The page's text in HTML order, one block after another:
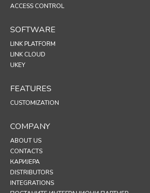
ACCESS CONTROL
SOFTWARE
LINK PLATFORM
LINK CLOUD
UKEY
FEATURES
CUSTOMIZATION
COMPANY
ABOUT US
CONTACTS
КАРИЈЕРА
DISTRIBUTORS
INTEGRATIONS